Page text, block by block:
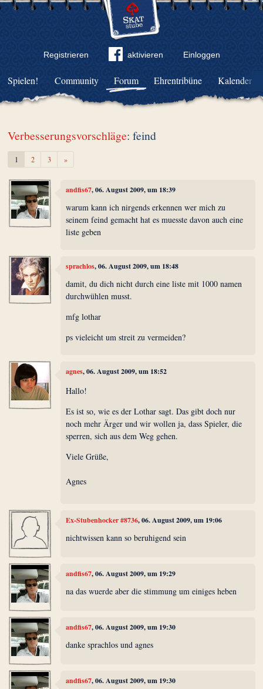
Registrieren aktivieren Einloggen
Community Forum Ehrentribüne Kalender
Spielen!
Verbesserungsvorschläge: feind
1 2 3 »Weiter
andfis67, 06. August 2009, um 18:39
warum kann ich nirgends erkennen wer mich zu
seinem feind gemacht hat es muesste davon auch eine
liste geben
sprachlos, 06. August 2009, um 18:48
damit, du dich nicht durch eine liste mit 1000 namen
durchwühlen musst.
mfg lothar
ps vieleicht um streit zu vermeiden?
agnes, 06. August 2009, um 18:52
Hallo!
Es ist so, wie es der Lothar sagt. Das gibt doch nur
noch mehr Ärger und wir wollen ja, dass Spieler, die
sperren, sich aus dem Weg gehen.
Viele Grüße,
Agnes
Ex-Stubenhocker #8736, 06. August 2009, um 19:06
nichtwissen kann so beruhigend sein
andfis67, 06. August 2009, um 19:29
na das wuerde aber die stimmung um einiges heben
andfis67, 06. August 2009, um 19:30
danke sprachlos und agnes
andfis67, 06. August 2009, um 19:30